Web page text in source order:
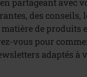
partageant avec
des conseils,
de produits
vous pour
adaptés à